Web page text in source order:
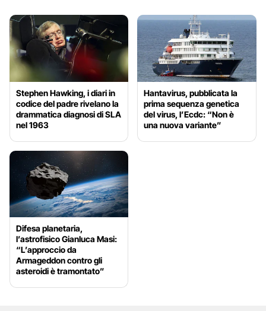
Stephen Hawking, i diari in
codice del padre rivelano la
drammatica diagnosi di SLA
nel 1963
Hantavirus, pubblicata la
prima sequenza genetica
del virus, l’Ecdc: “Non è
una nuova variante”
Difesa planetaria,
l’astrofisico Gianluca Masi:
“L’approccio da
Armageddon contro gli
asteroidi è tramontato”